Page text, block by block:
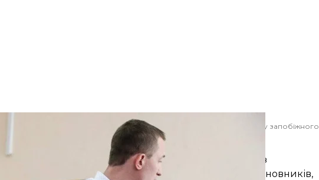
під час засідання Солом'янського райсуду Києва з обрання йому запобіжного
заходу, 18 липня 2017 року
Ратинський В'ячеслав/УНІАН
Петра Порошенка». За версією слідства, він через
хабара за обіцянку вплинути на профільних чиновників,